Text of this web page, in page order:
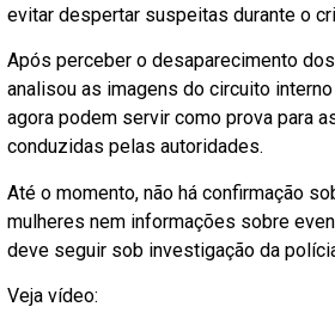
evitar despertar suspeitas durante o
Após perceber o desaparecimento
analisou as imagens do circuito
agora podem servir como prova para
conduzidas pelas autoridades.
Até o momento, não há confirmação
mulheres nem informações sobre
deve seguir sob investigação da
Veja vídeo: